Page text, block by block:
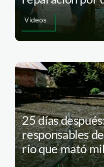
Videos
25 días
responsables
río que mató